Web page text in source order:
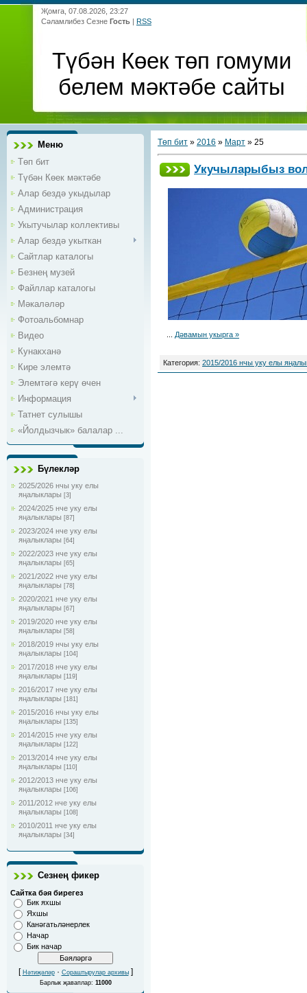
Җомга, 07.08.2026, 23:27
Сәламлибез Сезне Гость | RSS
Түбән Көек төп гомуми
белем мәктәбе сайты
Меню
Төп бит
Түбән Көек мәктәбе
Алар бездә укыдылар
Администрация
Укытучылар коллективы
Алар бездә укыткан
Сайтлар каталогы
Безнең музей
Файллар каталогы
Мәкаләләр
Фотоальбомнар
Видео
Кунакханә
Кире элемтә
Элемтәгә керү өчен
Информация
Татнет сулышы
«Йолдызчык» балалар ...
Бүлекләр
2025/2026 нчы уку елы
яңалыклары [3]
2024/2025 нче уку елы
яңалыклары [87]
2023/2024 нче уку елы
яңалыклары [64]
2022/2023 нче уку елы
яңалыклары [65]
2021/2022 нче уку елы
яңалыклары [78]
2020/2021 нче уку елы
яңалыклары [67]
2019/2020 нче уку елы
яңалыклары [58]
2018/2019 нчы уку елы
яңалыклары [104]
2017/2018 нче уку елы
яңалыклары [119]
2016/2017 нче уку елы
яңалыклары [181]
2015/2016 нчы уку елы
яңалыклары [135]
2014/2015 нче уку елы
яңалыклары [122]
2013/2014 нче уку елы
яңалыклары [110]
2012/2013 нче уку елы
яңалыклары [106]
2011/2012 нче уку елы
яңалыклары [108]
2010/2011 нче уку елы
яңалыклары [34]
Сезнең фикер
Сайтка бәя бирегез
Бик яхшы
Яхшы
Канәгатьләнерлек
Начар
Бик начар
[ Нәтиҗәләр· Сораштырулар архивы]
Барлык җаваплар: 11000
Төп бит » 2016 » Март » 25
Укучыларыбыз
Дәвамын укырга »
Категория: 2015/2016 нчы уку елы